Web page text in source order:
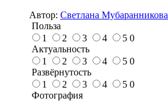
Автор: Светлана Мубаранникова
Польза
1
2 3 4 5 0
Актуальность
1
2 3 4 5 0
Развёрнутость
1
2 3 4 5 0
Фотография